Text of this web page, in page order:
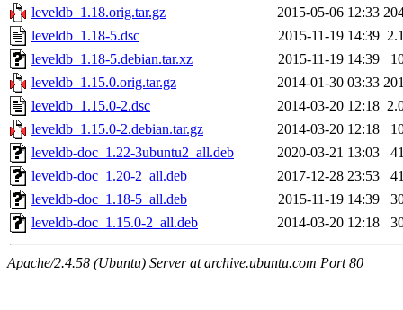
leveldb_1.18.orig.tar.gz
2015-05-06 12:33
leveldb_1.18-5.dsc
2015-11-19 14:39
leveldb_1.18-5.debian.tar.xz
2015-11-19 14:39
leveldb_1.15.0.orig.tar.gz
2014-01-30 03:33
leveldb_1.15.0-2.dsc
2014-03-20 12:18
leveldb_1.15.0-2.debian.tar.gz
2014-03-20 12:18
leveldb-doc_1.22-3ubuntu2_all.deb
2020-03-21 13:03
leveldb-doc_1.20-2_all.deb
2017-12-28 23:53
leveldb-doc_1.18-5_all.deb
2015-11-19 14:39
leveldb-doc_1.15.0-2_all.deb
2014-03-20 12:18
Apache/2.4.58 (Ubuntu) Server at archive.ubuntu.com Port 80